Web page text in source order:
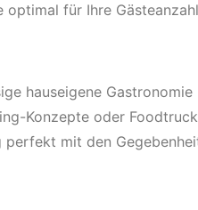
für Ihre
hauseigene
Konzepte oder
mit den